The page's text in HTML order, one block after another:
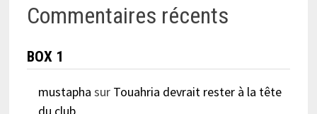
Commentaires récents
BOX 1
mustapha sur Touahria devrait rester à la tête